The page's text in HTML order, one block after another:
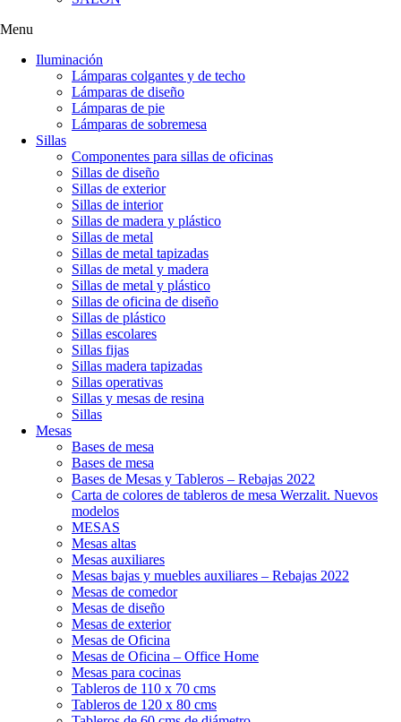
Menu
Iluminación
Lámparas colgantes y de techo
Lámparas de diseño
Lámparas de pie
Lámparas de sobremesa
Sillas
Componentes para sillas de oficinas
Sillas de diseño
Sillas de exterior
Sillas de interior
Sillas de madera y plástico
Sillas de metal
Sillas de metal tapizadas
Sillas de metal y madera
Sillas de metal y plástico
Sillas de oficina de diseño
Sillas de plástico
Sillas escolares
Sillas fijas
Sillas madera tapizadas
Sillas operativas
Sillas y mesas de resina
Sillas
Mesas
Bases de mesa
Bases de mesa
Bases de Mesas y Tableros – Rebajas 2022
Carta de colores de tableros de mesa Werzalit. Nuevos
modelos
MESAS
Mesas altas
Mesas auxiliares
Mesas bajas y muebles auxiliares – Rebajas 2022
Mesas de comedor
Mesas de diseño
Mesas de exterior
Mesas de Oficina
Mesas de Oficina – Office Home
Mesas para cocinas
Tableros de 110 x 70 cms
Tableros de 120 x 80 cms